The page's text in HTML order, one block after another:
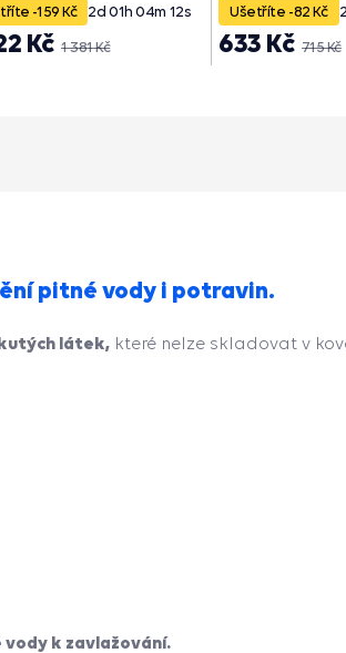
-159 Kč 2d01h 04m 11s
1 381 Kč
Kč
Ušetříte -82 Kč
715 Kč
633 Kč
pitné vody i potravin.
látek, které nelze skladovat v
vody k zavlažování.